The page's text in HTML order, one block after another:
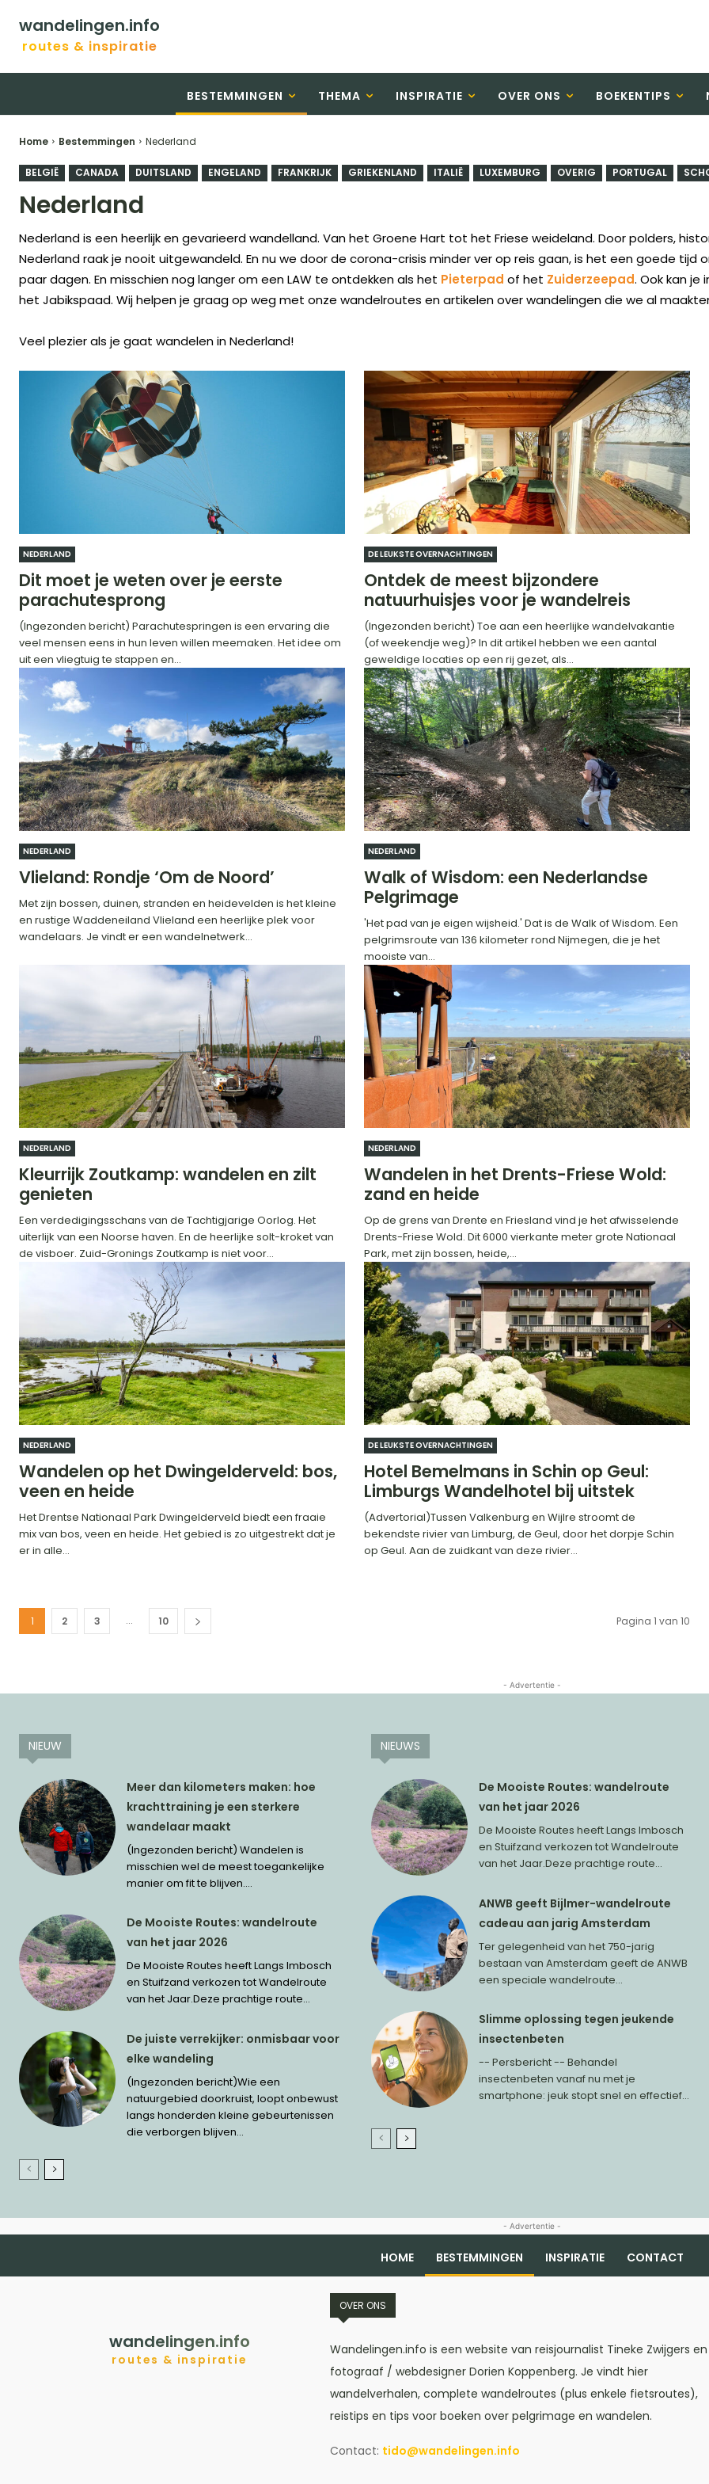
wandelingen.info
routes & inspiratie
BESTEMMINGEN THEMA INSPIRATIE OVER ONS BOEKENTIPS
Home Bestemmingen Nederland
BELGIË CANADA DUITSLAND ENGELAND FRANKRIJK GRIEKENLAND ITALIË LUXEMBURG OVERIG PORTUGAL
Nederland
Nederland is een heerlijk en gevarieerd wandelland. Van het Groene Hart tot het Friese weideland. Door polders,
Nederland raak je nooit uitgewandeld. En nu we door de corona-crisis minder ver op reis gaan, is het een goede tijd
paar dagen. En misschien nog langer om een LAW te ontdekken als het Pieterpad of het Zuiderzeepad. Ook kan je
het Jabikspaad. Wij helpen je graag op weg met onze wandelroutes en artikelen over wandelingen die we al
Veel plezier als je gaat wandelen in Nederland!
NEDERLAND
Dit moet je weten over je eerste
parachutesprong
(Ingezonden bericht) Parachutespringen is een ervaring die
veel mensen eens in hun leven willen meemaken. Het idee om
uit een vliegtuig te stappen en...
DE LEUKSTE OVERNACHTINGEN
Ontdek de meest bijzondere
natuurhuisjes voor je wandelreis
(Ingezonden bericht) Toe aan een heerlijke wandelvakantie
(of weekendje weg)? In dit artikel hebben we een aantal
geweldige locaties op een rij gezet, als...
NEDERLAND
Vlieland: Rondje ‘Om de Noord’
Met zijn bossen, duinen, stranden en heidevelden is het kleine
en rustige Waddeneiland Vlieland een heerlijke plek voor
wandelaars. Je vindt er een wandelnetwerk...
NEDERLAND
Walk of Wisdom: een Nederlandse
Pelgrimage
'Het pad van je eigen wijsheid.' Dat is de Walk of Wisdom. Een
pelgrimsroute van 136 kilometer rond Nijmegen, die je het
mooiste van...
NEDERLAND
Kleurrijk Zoutkamp: wandelen en zilt
genieten
Een verdedigingsschans van de Tachtigjarige Oorlog. Het
uiterlijk van een Noorse haven. En de heerlijke solt-kroket van
de visboer. Zuid-Gronings Zoutkamp is niet voor...
NEDERLAND
Wandelen in het Drents-Friese Wold:
zand en heide
Op de grens van Drente en Friesland vind je het afwisselende
Drents-Friese Wold. Dit 6000 vierkante meter grote Nationaal
Park, met zijn bossen, heide,...
NEDERLAND
Wandelen op het Dwingelderveld: bos,
veen en heide
Het Drentse Nationaal Park Dwingelderveld biedt een fraaie
mix van bos, veen en heide. Het gebied is zo uitgestrekt dat je
er in alle...
DE LEUKSTE OVERNACHTINGEN
Hotel Bemelmans in Schin op Geul:
Limburgs Wandelhotel bij uitstek
(Advertorial)Tussen Valkenburg en Wijlre stroomt de
bekendste rivier van Limburg, de Geul, door het dorpje Schin
op Geul. Aan de zuidkant van deze rivier...
1 2 3 ... 10 Pagina 1 van 10
- Advertentie -
NIEUW
Meer dan kilometers maken: hoe
krachttraining je een sterkere
wandelaar maakt
(Ingezonden bericht) Wandelen is
misschien wel de meest toegankelijke
manier om fit te blijven....
De Mooiste Routes: wandelroute
van het jaar 2026
De Mooiste Routes heeft Langs Imbosch
en Stuifzand verkozen tot Wandelroute
van het Jaar.Deze prachtige route...
De juiste verrekijker: onmisbaar voor
elke wandeling
(Ingezonden bericht)Wie een
natuurgebied doorkruist, loopt onbewust
langs honderden kleine gebeurtenissen
die verborgen blijven...
NIEUWS
De Mooiste Routes: wandelroute
van het jaar 2026
De Mooiste Routes heeft Langs Imbosch
en Stuifzand verkozen tot Wandelroute
van het Jaar.Deze prachtige route...
ANWB geeft Bijlmer-wandelroute
cadeau aan jarig Amsterdam
Ter gelegenheid van het 750-jarig
bestaan van Amsterdam geeft de ANWB
een speciale wandelroute...
Slimme oplossing tegen jeukende
insectenbeten
-- Persbericht -- Behandel
insectenbeten vanaf nu met je
smartphone: jeuk stopt snel en effectief...
- Advertentie -
HOME BESTEMMINGEN INSPIRATIE CONTACT
wandelingen.info
routes & inspiratie
OVER ONS
Wandelingen.info is een website van reisjournalist Tineke Zwijgers en
fotograaf / webdesigner Dorien Koppenberg. Je vindt hier
wandelverhalen, complete wandelroutes (plus enkele fietsroutes),
reistips en tips voor boeken over pelgrimage en wandelen.
Contact: tido@wandelingen.info